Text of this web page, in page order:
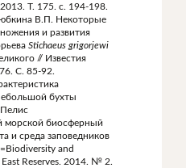
Т. 175. с. 194-198.
В.П. Некоторые
и развития
Stichaeus grigorjewi
// Известия
С. 85-92.
бухты
морской биосферный
и среда заповедников
and
Reserves. 2014. № 2.